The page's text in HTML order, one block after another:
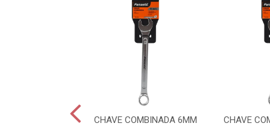
CHAVE COMBINADA 6MM CHAVE